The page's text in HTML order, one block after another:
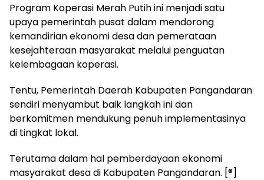
Program Koperasi Merah Putih ini menjadi satu
upaya pemerintah pusat dalam mendorong
kemandirian ekonomi desa dan pemerataan
kesejahteraan masyarakat melalui penguatan
kelembagaan koperasi.
Tentu, Pemerintah Daerah Kabupaten Pangandaran
sendiri menyambut baik langkah ini dan
berkomitmen mendukung penuh implementasinya
di tingkat lokal.
Terutama dalam hal pemberdayaan ekonomi
masyarakat desa di Kabupaten Pangandaran. [®]